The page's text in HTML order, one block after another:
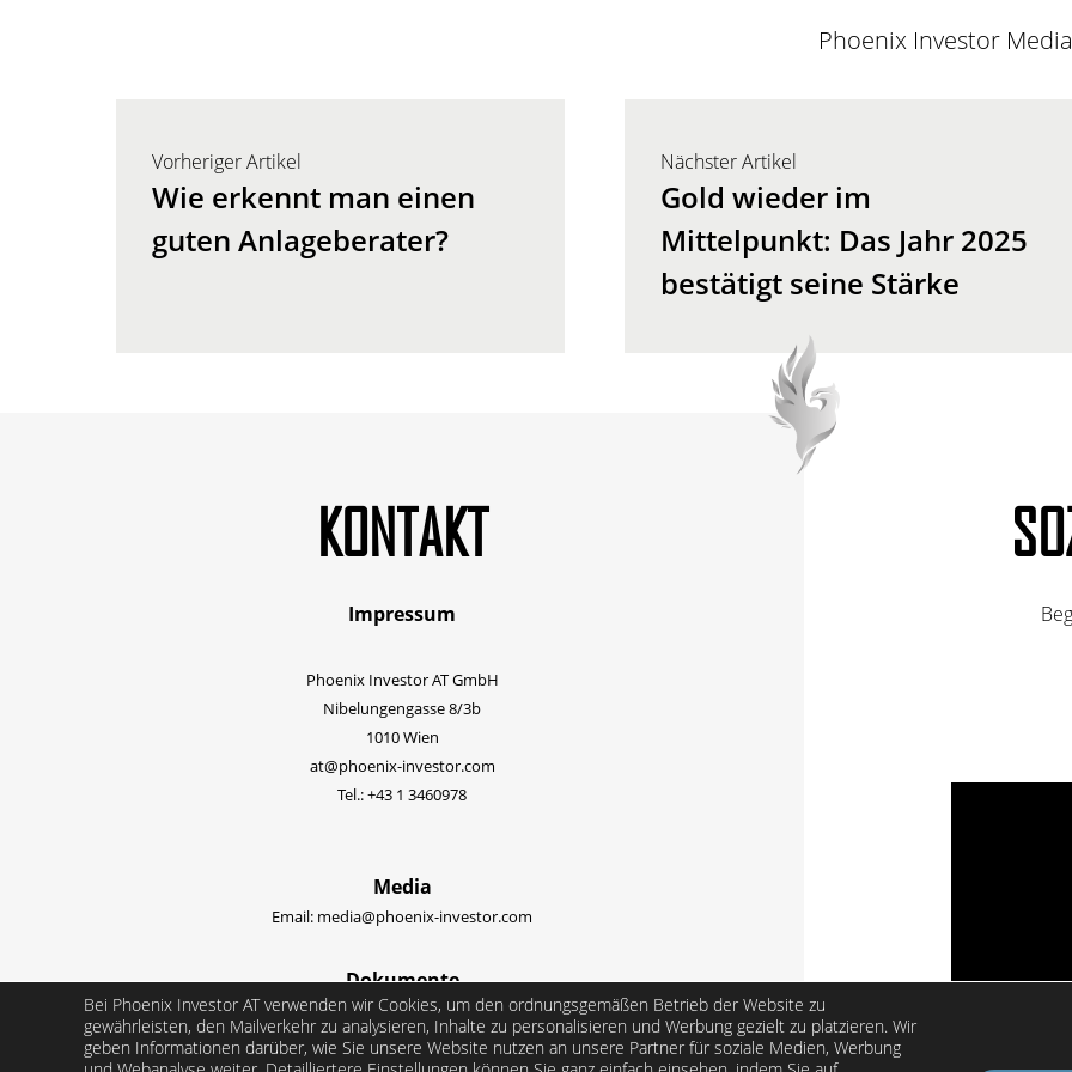
Phoenix Investor Media
Vorheriger Artikel
Wie erkennt man einen
guten Anlageberater?
Nächster Artikel
Gold wieder im
Mittelpunkt: Das Jahr 2025
bestätigt seine Stärke
KONTAKT
Impressum
Phoenix Investor AT GmbH
Nibelungengasse 8/3b
1010 Wien
at@phoenix-investor.com
Tel.: +43 1 3460978
Media
Email: media@phoenix-investor.com
Dokumente
Datenschutzerklärung
SFDR statement
Detaillierte Cookie-Einstellungen
Bei Phoenix Investor AT verwenden wir Cookies, um den ordnungsgemäßen Betrieb der Website zu
gewährleisten, den Mailverkehr zu analysieren, Inhalte zu personalisieren und Werbung gezielt zu platzieren. Wir
geben Informationen darüber, wie Sie unsere Website nutzen an unsere Partner für soziale Medien, Werbung